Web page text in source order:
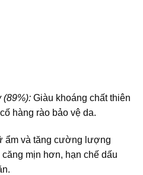
(89%): Giàu khoáng chất thiên
hàng rào bảo vệ da.
ẩm và tăng cường lượng
mịn hơn, hạn chế dấu